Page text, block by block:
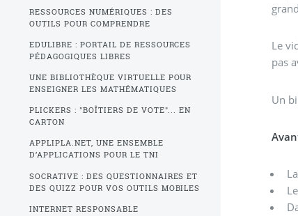
Le
pas
Un
RESSOURCES NUMÉRIQUES : DES
OUTILS POUR COMPRENDRE
EDULIBRE : PORTAIL DE RESSOURCES
PÉDAGOGIQUES LIBRES
UNE BIBLIOTHÈQUE VIRTUELLE POUR
ENSEIGNER LES MATHÉMATIQUES
PLICKERS : "BOÎTIERS DE VOTE"... EN
CARTON
APPLIPLA.NET, UNE ENSEMBLE
D’APPLICATIONS POUR LE TNI
SOCRATIVE : DES QUESTIONNAIRES ET
DES QUIZZ POUR VOS OUTILS MOBILES
INTERNET RESPONSABLE